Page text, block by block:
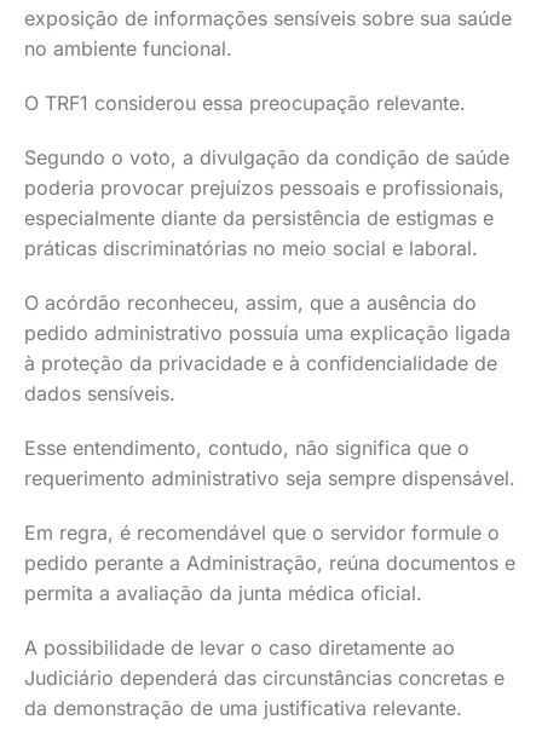
exposição de informações sensíveis sobre sua saúde
no ambiente funcional.
O TRF1 considerou essa preocupação relevante.
Segundo o voto, a divulgação da condição de saúde
poderia provocar prejuízos pessoais e profissionais,
especialmente diante da persistência de estigmas e
práticas discriminatórias no meio social e laboral.
O acórdão reconheceu, assim, que a ausência do
pedido administrativo possuía uma explicação ligada
à proteção da privacidade e à confidencialidade de
dados sensíveis.
Esse entendimento, contudo, não significa que o
requerimento administrativo seja sempre dispensável.
Em regra, é recomendável que o servidor formule o
pedido perante a Administração, reúna documentos e
permita a avaliação da junta médica oficial.
A possibilidade de levar o caso diretamente ao
Judiciário dependerá das circunstâncias concretas e
da demonstração de uma justificativa relevante.